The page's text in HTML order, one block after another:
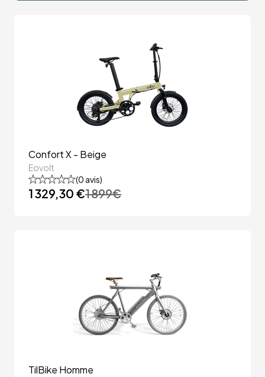
Confort X - Beige
Eovolt
(0 avis)
1 329,30 €1 899€
TilBike Homme